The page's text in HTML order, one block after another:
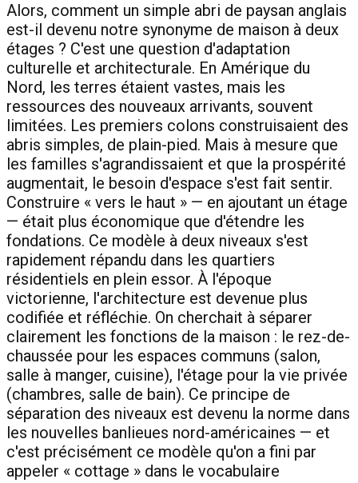
Alors, comment un simple abri de paysan anglais
est-il devenu notre synonyme de maison à deux
étages ? C'est une question d'adaptation
culturelle et architecturale. En Amérique du
Nord, les terres étaient vastes, mais les
ressources des nouveaux arrivants, souvent
limitées. Les premiers colons construisaient des
abris simples, de plain-pied. Mais à mesure que
les familles s'agrandissaient et que la prospérité
augmentait, le besoin d'espace s'est fait sentir.
Construire « vers le haut » — en ajoutant un étage
— était plus économique que d'étendre les
fondations. Ce modèle à deux niveaux s'est
rapidement répandu dans les quartiers
résidentiels en plein essor. À l'époque
victorienne, l'architecture est devenue plus
codifiée et réfléchie. On cherchait à séparer
clairement les fonctions de la maison : le rez-de-
chaussée pour les espaces communs (salon,
salle à manger, cuisine), l'étage pour la vie privée
(chambres, salle de bain). Ce principe de
séparation des niveaux est devenu la norme dans
les nouvelles banlieues nord-américaines — et
c'est précisément ce modèle qu'on a fini par
appeler « cottage » dans le vocabulaire